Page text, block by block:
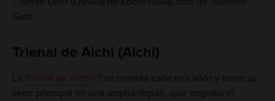
Goto
Trienal de Aichi (Aichi)
La Trienal de Aichi
se celebra cada tres años y tiene su
sede principal en una amplia región, que engloba el